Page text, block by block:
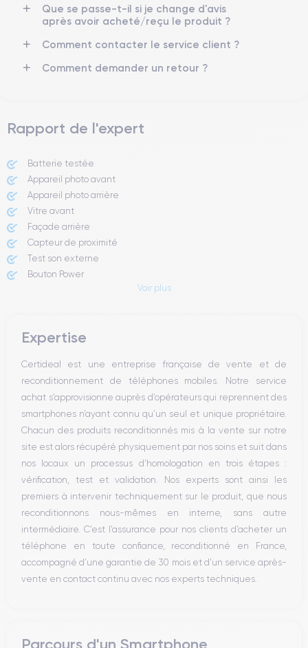
5G Oui, tous opérateurs
Si vous souhaitez en savoir plus, consulter la
Que se passe-t-il si je change d'avis
après avoir acheté/reçu le produit ?
Comment contacter le service client ?
Comment demander un retour ?
Rapport de l'expert
Batterie testée
Appareil photo avant
Appareil photo arrière ​
Vitre avant ​
Façade arrière
Capteur de proximité
Test son externe
Bouton Power
Haut parleur
Bouton Home
Bluetooth
WiFi
Réseau
Vibreur
Prise USB
Voir plus
Expertise
Certideal est une entreprise française de vente et de
reconditionnement de téléphones mobiles. Notre service
achat s’approvisionne auprès d’opérateurs qui reprennent des
smartphones n’ayant connu qu’un seul et unique propriétaire.
Chacun des produits reconditionnés mis à la vente sur notre
site est alors récupéré physiquement par nos soins et suit dans
nos locaux un processus d’homologation en trois étapes :
vérification, test et validation. Nos experts sont ainsi les
premiers à intervenir techniquement sur le produit, que nous
reconditionnons nous-mêmes en interne, sans autre
intermédiaire. C’est l’assurance pour nos clients d’acheter un
téléphone en toute confiance, reconditionné en France,
accompagné d’une garantie de 30 mois et d’un service après-
vente en contact continu avec nos experts techniques.